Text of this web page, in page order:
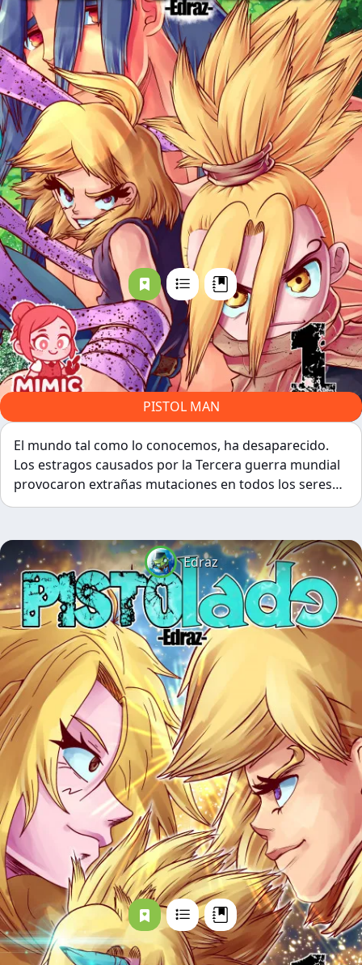
PISTOL MAN
El mundo tal como lo conocemos, ha desaparecido.
Los estragos causados por la Tercera guerra mundial
provocaron extrañas mutaciones en todos los seres
vivos. En esta historia seguimos a Valentina y Kevin,
donde estos ya no existen.
Edraz